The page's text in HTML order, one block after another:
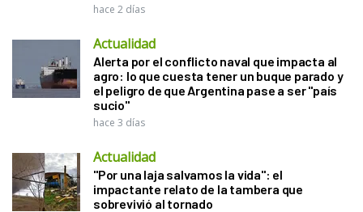
hace 2 días
Actualidad
Alerta por el conflicto naval que impacta al
agro: lo que cuesta tener un buque parado y
el peligro de que Argentina pase a ser "país
sucio"
hace 3 días
Actualidad
"Por una laja salvamos la vida": el
impactante relato de la tambera que
sobrevivió al tornado